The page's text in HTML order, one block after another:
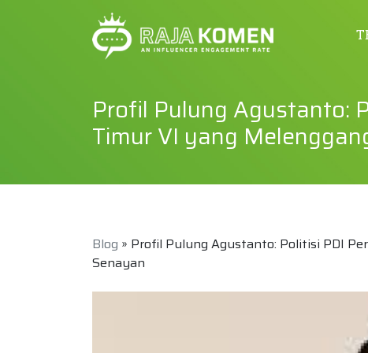
Profil Pulung Agustanto:
Timur VI yang
Blog » Profil Pulung Agustanto: Politisi PDI
Senayan